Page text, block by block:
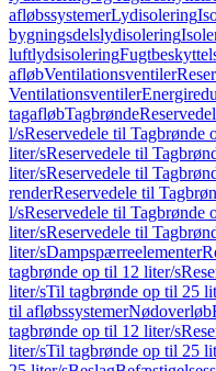
afløbssystemerLydisolering
bygningsdelslydisolering
luftlydsisolering
afløbVentilationsventiler
Ventilationsventiler
tagafløbTagbrønde
l/sReservedele til Tagbrønde
liter/sReservedele til
liter/sReservedele til
renderReservedele til
l/sReservedele til Tagbrønde
liter/sReservedele til
liter/sDampspærreelementer
tagbrønde op til 12 liter/s
liter/sTil tagbrønde op til 25
til afløbssystemerNødoverløb
tagbrønde op til 12 liter/s
liter/sTil tagbrønde op til 25